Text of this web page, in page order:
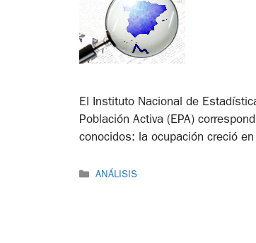
El Instituto Nacional de
Población Activa (EPA)
conocidos: la ocupación creció
ANÁLISIS